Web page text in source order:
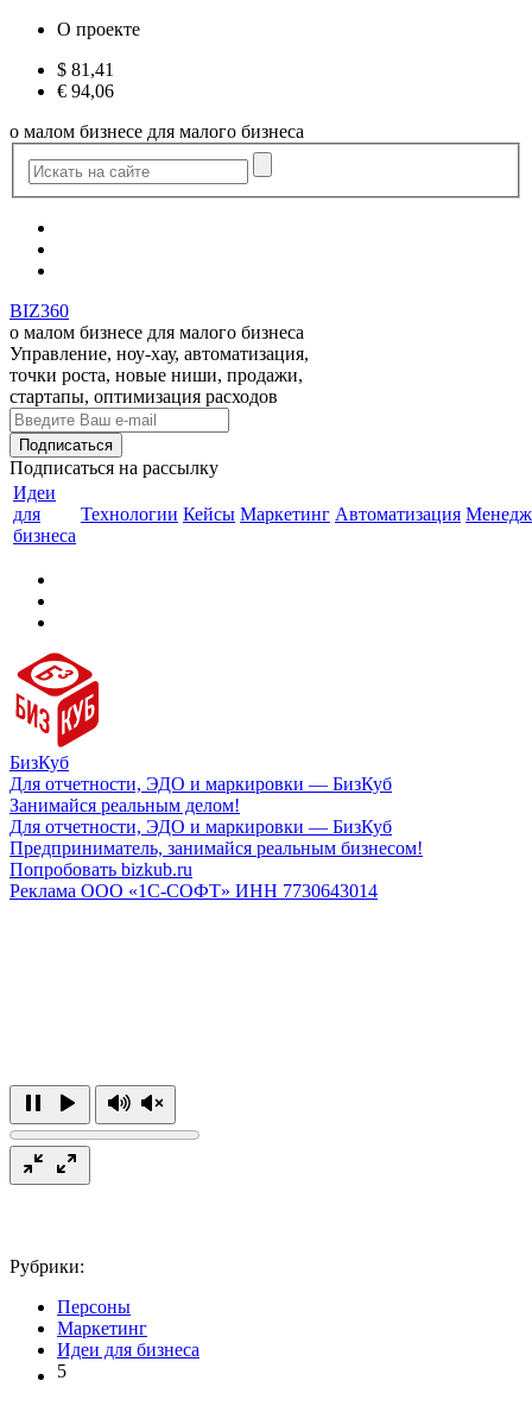
О проекте
$ 81,41
€ 94,06
о малом бизнесе для малого бизнеса
BIZ360
о малом бизнесе для малого бизнеса
Управление, ноу-хау, автоматизация,
точки роста, новые ниши, продажи,
стартапы, оптимизация расходов
Подписаться на рассылку
Идеи
для
бизнеса
Технологии Кейсы Маркетинг Автоматизация
БизКуб
Для отчетности, ЭДО и маркировки — БизКуб
Занимайся реальным делом!
Для отчетности, ЭДО и маркировки — БизКуб
Предприниматель, занимайся реальным бизнесом!
Попробовать bizkub.ru
Реклама ООО «1С-СОФТ» ИНН 7730643014
Рубрики:
Персоны
Маркетинг
Идеи для бизнеса
5